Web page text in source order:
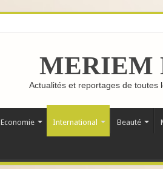
MERIEM
Actualités et reportages de toutes
Economie International Beauté